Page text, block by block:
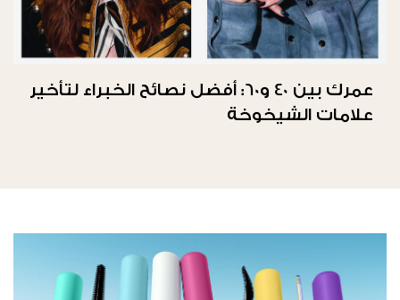
عمرك بين 40 و60: أفضل نصائح الخبراء لتأخير
علامات الشيخوخة